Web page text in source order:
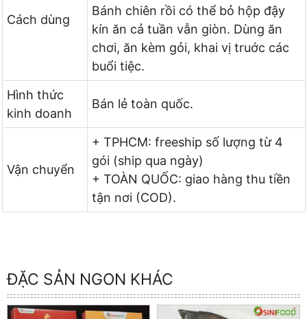
Cách dùng
Bánh chiên rồi có thể bỏ hộp đậy
kín ăn cả tuần vẫn giòn. Dùng ăn
chơi, ăn kèm gỏi, khai vị truớc các
buổi tiệc.
Hình thức
kinh doanh
Bán lẻ toàn quốc.
Vận chuyển
+ TPHCM: freeship số lượng từ 4
gói (ship qua ngày)
+ TOÀN QUỐC: giao hàng thu tiền
tận nơi (COD).
ĐẶC SẢN NGON KHÁC